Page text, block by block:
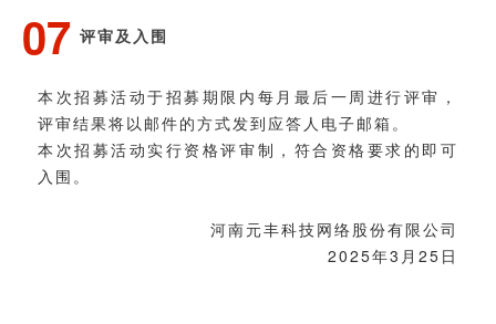
07 评审及入围
本次招募活动于招募期限内每月最后一周进行评审，
评审结果将以邮件的方式发到应答人电子邮箱。
本次招募活动实行资格评审制，符合资格要求的即可
入围。
河南元丰科技网络股份有限公司
2025年3月25日